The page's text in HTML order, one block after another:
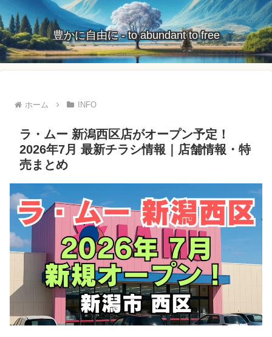
豊かに自由に - to abundant to free
ホーム INFO
ラ・ムー 新潟西区店がオープン予定！
2026年7月 最新チラシ情報｜店舗情報・特
売まとめ